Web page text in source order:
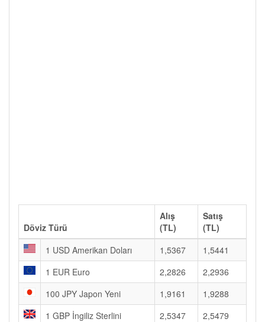
Döviz Türü
Alış
(TL)
Satış
(TL)
1 USD Amerikan Doları
1,5367
1,5441
1 EUR Euro
2,2826
2,2936
100 JPY Japon Yeni
1,9161
1,9288
1 GBP İngiliz Sterlini
2,5347
2,5479